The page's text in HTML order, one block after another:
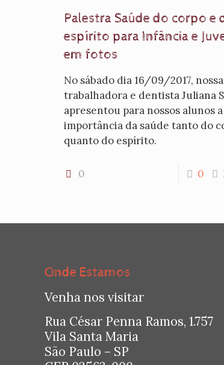
Palestra Saúde do corpo e
espírito para Infância e
em fotos
No sábado dia 16/09/2017,
trabalhadora e dentista Juliana
apresentou para nossos alunos a
importância da saúde tanto do
quanto do espírito.
0 0
Onde Estamos
Venha nos visitar
Rua César Penna Ramos, 1.757
Vila Santa Maria
São Paulo – SP